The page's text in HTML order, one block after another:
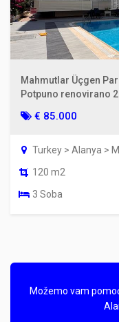
Mahmutlar Üçgen
Potpuno renovirano
€ 85.000
Turkey > Alanya >
120 m2
3 Soba
Možemo vam